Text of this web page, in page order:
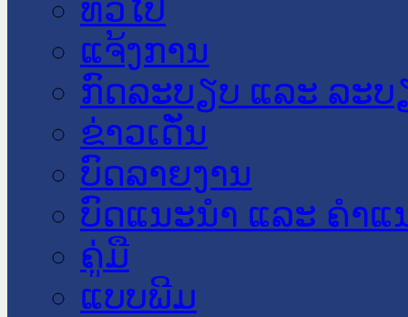
​ທົ່ວ​ໄປ
ແຈ້ງການ
ກົດລະບຽບ ແລະ ລະບ
ຂ່າວເດັ່ນ
ບົດລາຍງານ
ບົດແນະນໍາ ແລະ ຄໍາແ
ຄູ່ມື
ແບບພີມ